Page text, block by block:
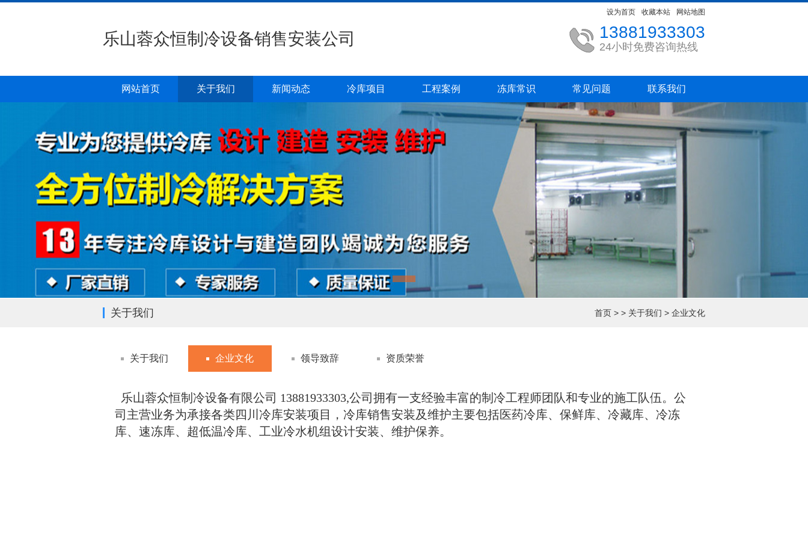
13881933303
24小时免费咨询热线
乐山蓉众恒制冷设备销售安装公司
设为首页 收藏本站 网站地图
网站首页 关于我们 新闻动态 冷库项目 工程案例 冻库常识 常见问题 联系我们
首页 > > 关于我们 > 企业文化
关于我们
关于我们 企业文化 领导致辞 资质荣誉
乐山蓉众恒制冷设备有限公司 13881933303,公司拥有一支经验丰富的制冷工程师团队和专业的施工队伍。公
司主营业务为承接各类四川冷库安装项目，冷库销售安装及维护主要包括医药冷库、保鲜库、冷藏库、冷冻
库、速冻库、超低温冷库、工业冷水机组设计安装、维护保养。